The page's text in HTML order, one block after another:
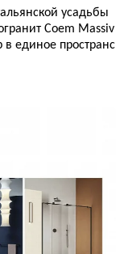
усадьбы
Coem Massiv
в единое пространс